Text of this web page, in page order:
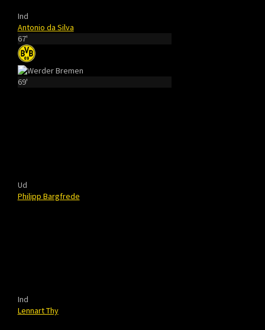
Ind
Antonio da Silva
67'
69'
Ud
Philipp Bargfrede
Ind
Lennart Thy